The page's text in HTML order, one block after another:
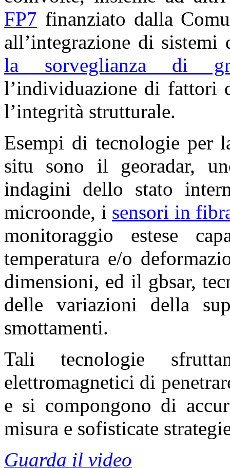
FP7 finanziato dalla
all’integrazione di
la sorveglianza di
l’individuazione di fattori
l’integrità strutturale.
Esempi di tecnologie per
situ sono il georadar,
indagini dello stato
microonde, i sensori in
monitoraggio estese
temperatura e/o
dimensioni, ed il gbsar,
delle variazioni della
smottamenti.
Tali tecnologie
elettromagnetici di
e si compongono di
misura e sofisticate
Guarda il video